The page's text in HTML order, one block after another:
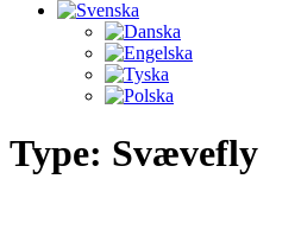
Type: Svævefly